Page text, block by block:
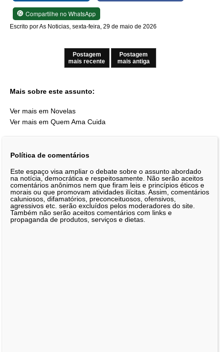
Compartilhe no WhatsApp
Escrito por As Noticias, sexta-feira, 29 de maio de 2026
Postagem
mais recente
Postagem
mais antiga
Mais sobre este assunto:
Ver mais em Novelas
Ver mais em Quem Ama Cuida
Política de comentários
Este espaço visa ampliar o debate sobre o assunto abordado
na notícia, democrática e respeitosamente. Não serão aceitos
comentários anônimos nem que firam leis e princípios éticos e
morais ou que promovam atividades ilícitas. Assim, comentários
caluniosos, difamatórios, preconceituosos, ofensivos,
agressivos etc. serão excluídos pelos moderadores do site.
Também não serão aceitos comentários com links e
propaganda de produtos, serviços e dietas.